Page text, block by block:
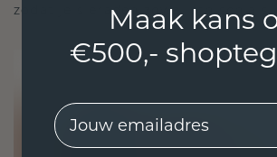
zodat je sieraden zowel ethisch als
Maak kans
€500,-
EMail